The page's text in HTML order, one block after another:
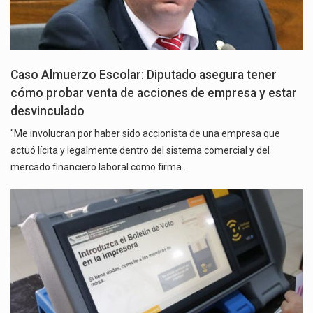
Caso Almuerzo Escolar: Diputado asegura tener
cómo probar venta de acciones de empresa y estar
desvinculado
"Me involucran por haber sido accionista de una empresa que
actuó lícita y legalmente dentro del sistema comercial y del
mercado financiero laboral como firma…